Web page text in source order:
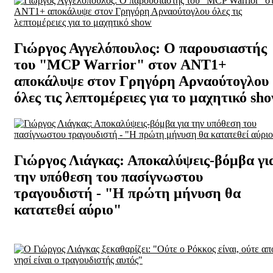
Γιώργος Αγγελόπουλος: Ο παρουσιαστής
του "MCP Warrior" στον ANT1+
αποκάλυψε στον Γρηγόρη Αρναούτογλου
όλες τις λεπτομέρειες για το μαχητικό
Γιώργος Λιάγκας: Αποκαλύψεις-βόμβα
την υπόθεση του πασίγνωστου
τραγουδιστή - "Η πρώτη μήνυση θα
κατατεθεί αύριο"